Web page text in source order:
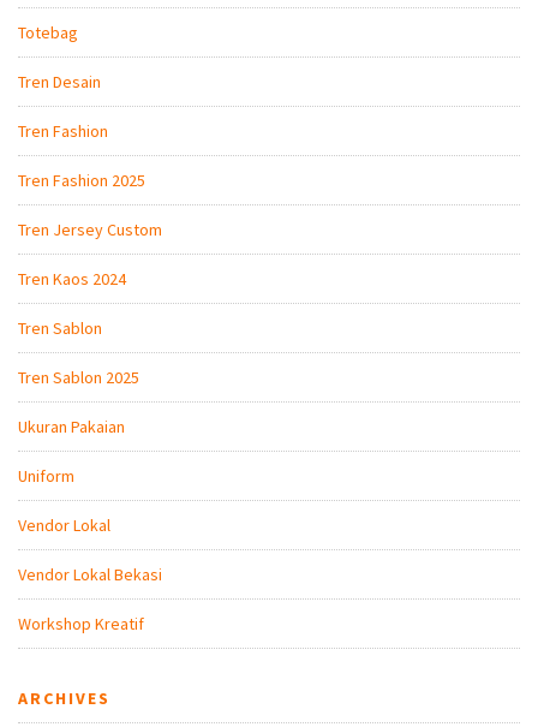
Totebag
Tren Desain
Tren Fashion
Tren Fashion 2025
Tren Jersey Custom
Tren Kaos 2024
Tren Sablon
Tren Sablon 2025
Ukuran Pakaian
Uniform
Vendor Lokal
Vendor Lokal Bekasi
Workshop Kreatif
ARCHIVES